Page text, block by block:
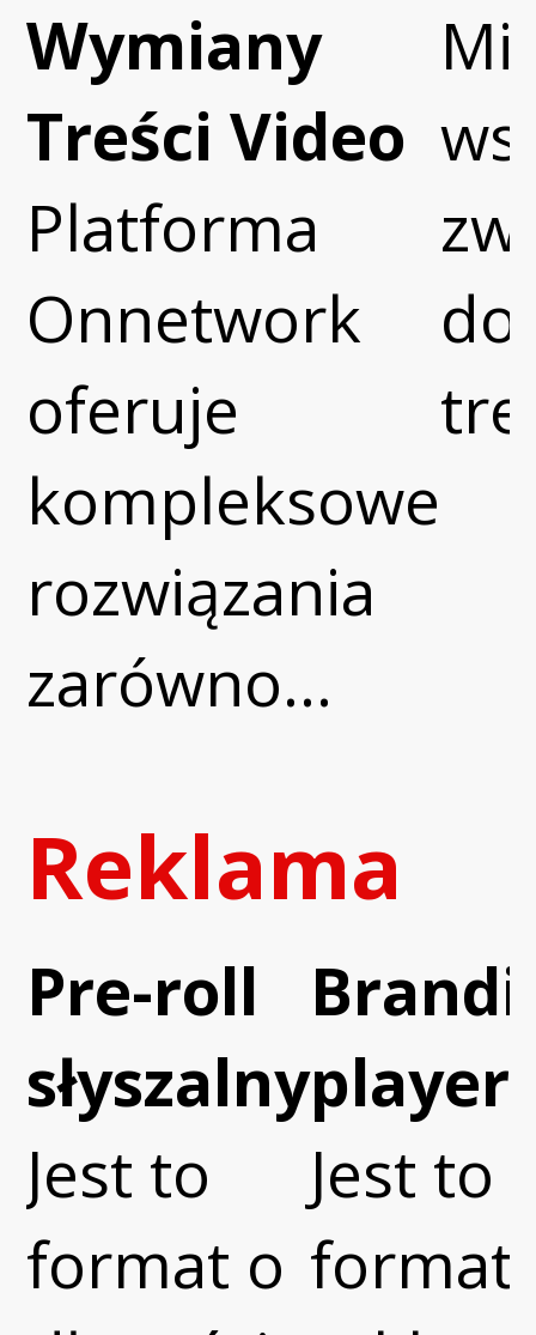
Wymiany
Treści Video
Platforma
Onnetwork
oferuje
kompleksowe
rozwiązania
zarówno...
Reklama
Pre-roll
słyszalny
Jest to
format o
Jest to
format